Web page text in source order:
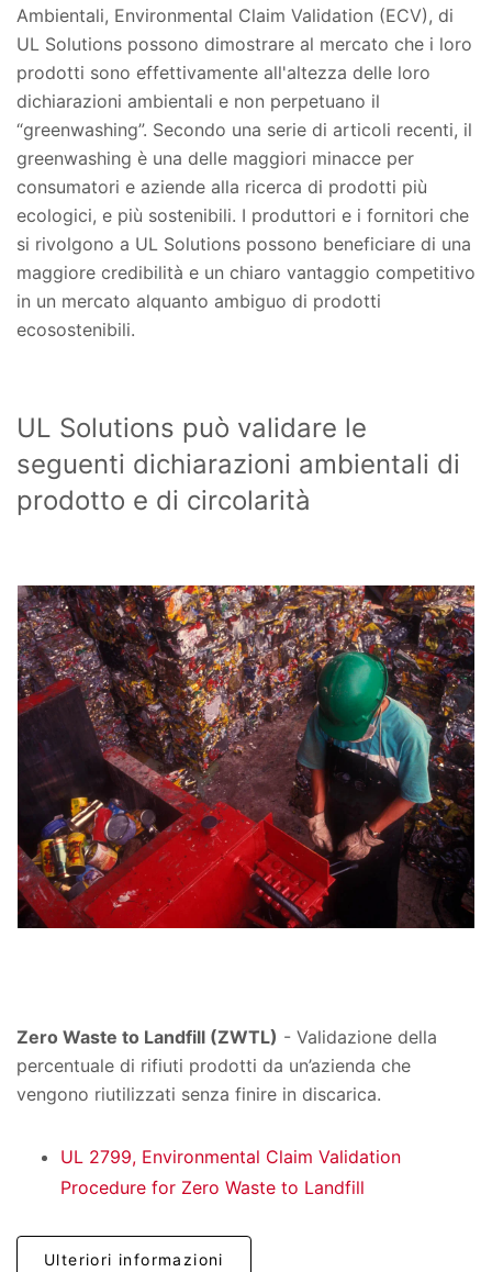
Ambientali, Environmental Claim Validation (ECV), di
UL Solutions possono dimostrare al mercato che i loro
prodotti sono effettivamente all'altezza delle loro
dichiarazioni ambientali e non perpetuano il
“greenwashing”. Secondo una serie di articoli recenti, il
greenwashing è una delle maggiori minacce per
consumatori e aziende alla ricerca di prodotti più
ecologici, e più sostenibili. I produttori e i fornitori che
si rivolgono a UL Solutions possono beneficiare di una
maggiore credibilità e un chiaro vantaggio competitivo
in un mercato alquanto ambiguo di prodotti
ecosostenibili.
UL Solutions può validare le
seguenti dichiarazioni ambientali di
prodotto e di circolarità
Zero Waste to Landfill (ZWTL) - Validazione della
percentuale di rifiuti prodotti da un’azienda che
vengono riutilizzati senza finire in discarica.
UL 2799, Environmental Claim Validation
Procedure for Zero Waste to Landfill
Ulteriori informazioni